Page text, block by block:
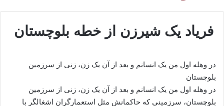
فریاد یک شیرزن از خطه بلوچستان
در وهله اول من یک انسانم و بعد از آن یک زن، زنی از سرزمین
بلوچستان
در وهله اول من یک انسانم و بعد از آن یک زن، زنی از سرزمین
بلوچستان، سرزمینی که حاکمانش مثل استعمارگران اشغالگر با